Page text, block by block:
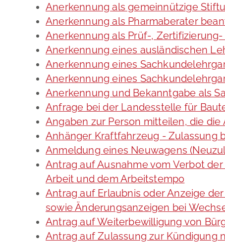
Anerkennung als gemeinnützige
Anerkennung als Pharmaberater
Anerkennung als Prüf-,
Anerkennung eines ausländischen
Anerkennung eines
Anerkennung eines
Anerkennung und Bekanntgabe als
Anfrage bei der Landesstelle für
Angaben zur Person mitteilen, die
Anhänger Kraftfahrzeug - Zulassung
Anmeldung eines Neuwagens
Antrag auf Ausnahme vom Verbot
Arbeit und dem Arbeitstempo
Antrag auf Erlaubnis oder Anzeige
sowie Änderungsanzeigen bei
Antrag auf Weiterbewilligung von
Antrag auf Zulassung zur Kündigung